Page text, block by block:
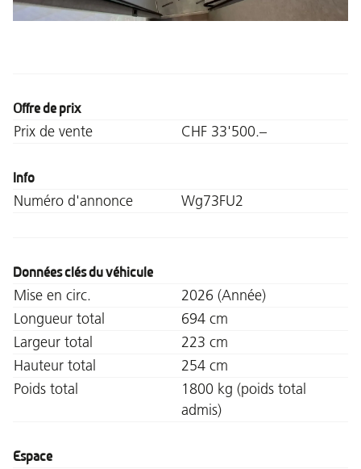
Offre de prix
Prix de vente CHF 33'500.–
Info
Numéro d'annonce Wg73FU2
Données clés du véhicule
Mise en circ.
2026 (Année)
Longueur total
694 cm
Largeur total
223 cm
Hauteur total
254 cm
Poids total
1800 kg (poids total
admis)
Espace